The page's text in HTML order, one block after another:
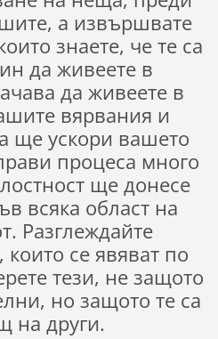
а извършвате
знаете, че те са
да живеете в
да живеете в
вярвания и
ще ускори вашето
процеса много
ще донесе
всяка област на
Разглеждайте
се явяват по
тези, не защото
но защото те са
на други.